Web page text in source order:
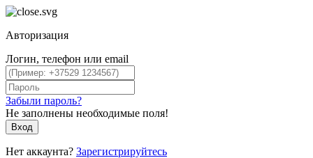
Авторизация
Логин, телефон или email
Забыли пароль?
Не заполнены необходимые поля!
Вход
Нет аккаунта? Зарегистрируйтесь